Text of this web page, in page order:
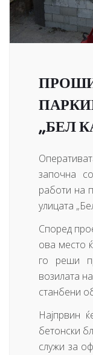
„БЕЛ
започна
работи на
улицата
Според
ова место
го реши
возилата
станбени
Најпрвин
бетонски
служи за